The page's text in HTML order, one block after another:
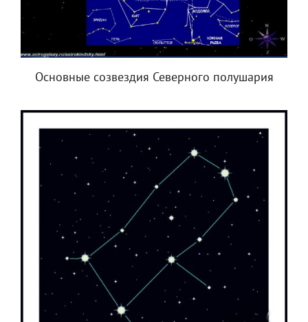
Основные созвездия Северного полушария